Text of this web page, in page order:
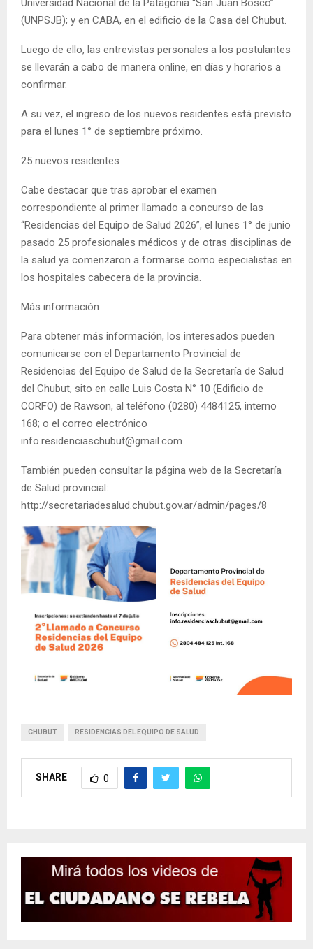
Universidad Nacional de la Patagonia “San Juan Bosco”
(UNPSJB); y en CABA, en el edificio de la Casa del Chubut.
Luego de ello, las entrevistas personales a los postulantes
se llevarán a cabo de manera online, en días y horarios a
confirmar.
A su vez, el ingreso de los nuevos residentes está previsto
para el lunes 1° de septiembre próximo.
25 nuevos residentes
Cabe destacar que tras aprobar el examen
correspondiente al primer llamado a concurso de las
“Residencias del Equipo de Salud 2026”, el lunes 1° de junio
pasado 25 profesionales médicos y de otras disciplinas de
la salud ya comenzaron a formarse como especialistas en
los hospitales cabecera de la provincia.
Más información
Para obtener más información, los interesados pueden
comunicarse con el Departamento Provincial de
Residencias del Equipo de Salud de la Secretaría de Salud
del Chubut, sito en calle Luis Costa N° 10 (Edificio de
CORFO) de Rawson, al teléfono (0280) 4484125, interno
168; o el correo electrónico
info.residenciaschubut@gmail.com
También pueden consultar la página web de la Secretaría
de Salud provincial:
http://secretariadesalud.chubut.gov.ar/admin/pages/8
CHUBUT RESIDENCIAS DEL EQUIPO DE SALUD
SHARE 0